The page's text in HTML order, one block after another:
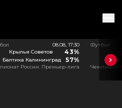
08.08, 17:30
Крылья Советов
43%
Балтика Калининград 57%
России. Премьер-лига
Футбол
Чемпионат